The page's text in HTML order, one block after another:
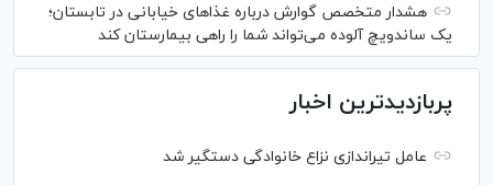
هشدار متخصص گوارش درباره غذا‌های خیابانی در تابستان؛
یک ساندویچ آلوده می‌تواند شما را راهی بیمارستان کند
پربازدیدترین اخبار
عامل تیراندازی نزاع خانوادگی دستگیر شد